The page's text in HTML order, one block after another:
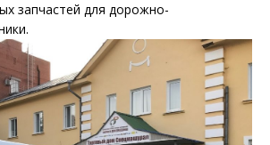
запчастей для дорожно-